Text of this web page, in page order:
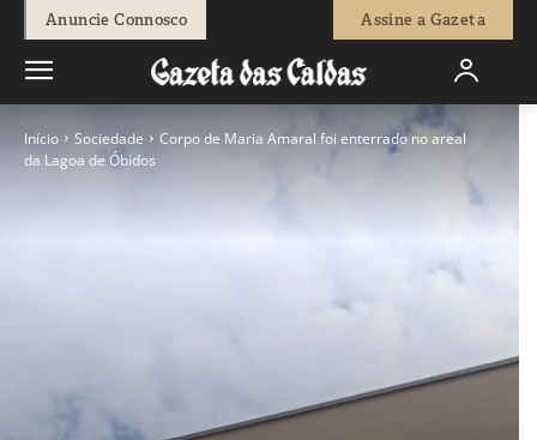
Anuncie Connosco Assine a Gazeta
Início Sociedade
Corpo de Maria Amaral foi enterrado no areal
da Lagoa de Óbidos